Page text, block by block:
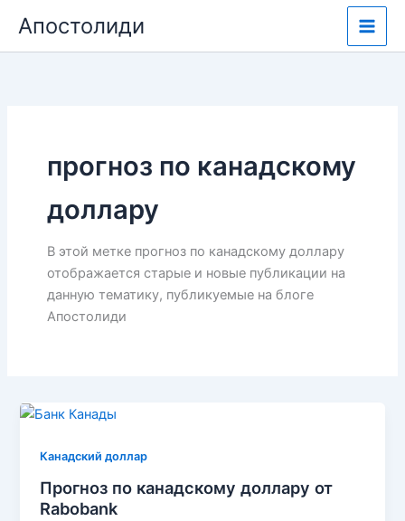
содержимому
Апостолиди
прогноз по канадскому
доллару
В этой метке прогноз по канадскому доллару
отображается старые и новые публикации на
данную тематику, публикуемые на блоге
Апостолиди
Канадский доллар
Прогноз по канадскому доллару от
Rabobank